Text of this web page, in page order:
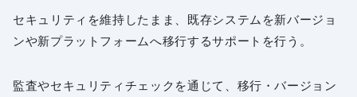
セキュリティを維持したまま、既存システムを新バージョ
ンや新プラットフォームへ移行するサポートを行う。
監査やセキュリティチェックを通じて、移行・バージョン